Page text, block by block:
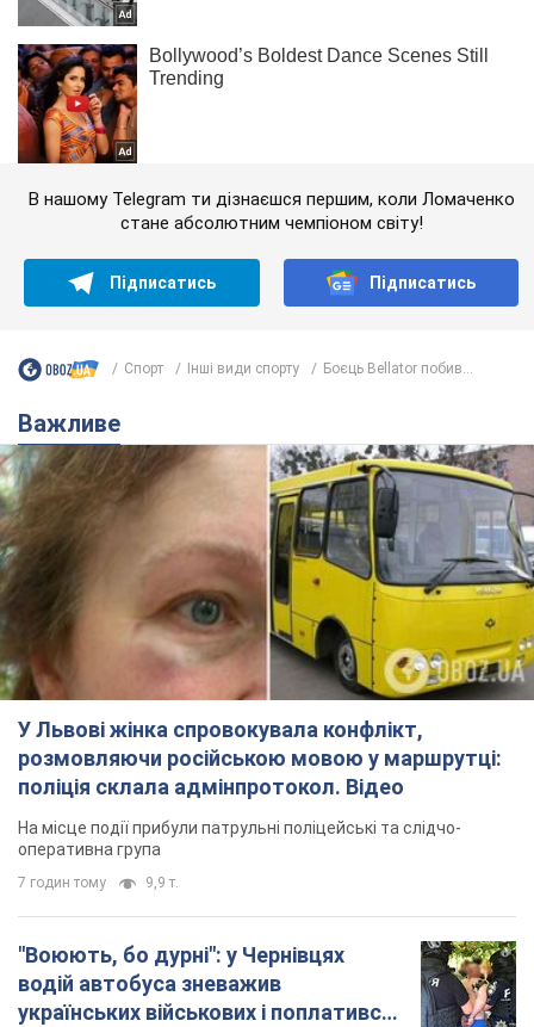
В нашому Telegram ти дізнаєшся першим, коли Ломаченко
стане абсолютним чемпіоном світу!
Підписатись Підписатись
Спорт Інші види спорту Боєць Bellator побив...
Важливе
У Львові жінка спровокувала конфлікт,
розмовляючи російською мовою у маршрутці:
поліція склала адмінпротокол. Відео
На місце події прибули патрульні поліцейські та слідчо-
оперативна група
7 годин тому 9,9 т.
"Воюють, бо дурні": у Чернівцях
водій автобуса зневажив
українських військових і поплатився.